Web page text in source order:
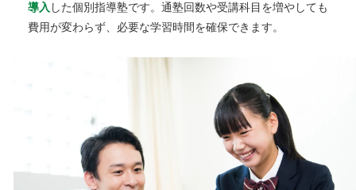
導入 した個別指導塾です。通塾回数や受講科目を増やしても
費用が変わらず、必要な学習時間を確保できます。